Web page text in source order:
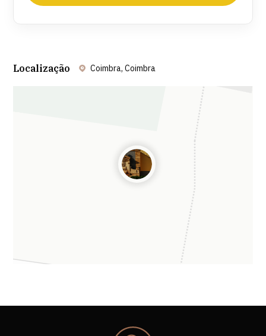
Localização Coimbra, Coimbra